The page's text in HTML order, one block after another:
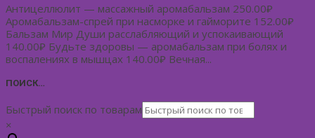
Антицеллюлит — массажный аромабальзам 250.00₽
Аромабальзам-спрей при насморке и гайморите 152.00₽
Бальзам Мир Души расслабляющий и успокаивающий
140.00₽ Будьте здоровы — аромабальзам при болях и
воспалениях в мышцах 140.00₽ Вечная...
ПОИСК…
Быстрый поиск по товарам
×